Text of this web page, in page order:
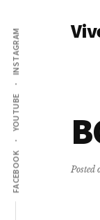
main
content
primary
sidebar
menu
FACEBOOK
YOUTUBE
INSTAGRAM
Posted